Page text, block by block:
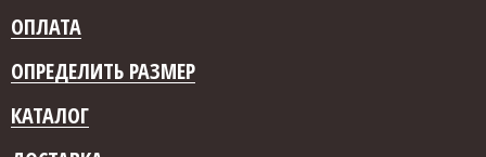
ОПЛАТА
ОПРЕДЕЛИТЬ РАЗМЕР
КАТАЛОГ